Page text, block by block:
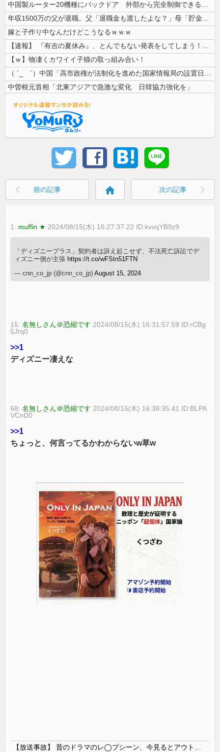
中国製ルーター20機種にバックドア 外部から完全制御できる機能が仕込ま...
年収1500万の父が退職。父「退職金も渡したよな？」母「貯金なんてない...
嫁と子作り中なんだけどこうなるｗｗｗ
【速報】 『有吉の夏休み』、とんでもない発表をしてしまう！！！！！
【ｗ】物凄くカワイイ子猫の取っ組み合い！
（ ´_ゝ`）中国「高市政権が法制化を進めた国家情報局の設置日が7月3...
中曽根元首相「北東アジアで急激な変化 日韓協力強化を」
前の記事 home 次の記事
1: muffin ★ 2024/08/15(木) 16:27:37.22 ID:kvvqYB9z9
「ディズニープラス」契約者は訴え起こせず、不法死亡訴訟でデ
ィズニー側が主張 https://t.co/wFStn51FTN
— cnn_co_jp (@cnn_co_jp)August 15, 2024
15:名無しさん＠恐縮です 2024/08/15(木) 16:31:57.59 ID:rCBg
5Jrq0
>>1
ディズニー凄えな
68:名無しさん＠恐縮です 2024/08/15(木) 16:38:35.41 ID:BLPA
VCnD0
>>1
ちょっと、何言ってるかわからないw草w